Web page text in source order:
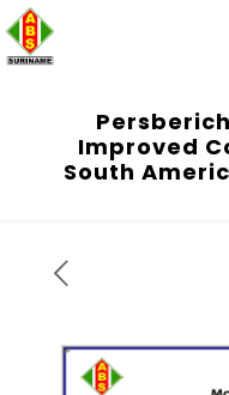
Improved
South